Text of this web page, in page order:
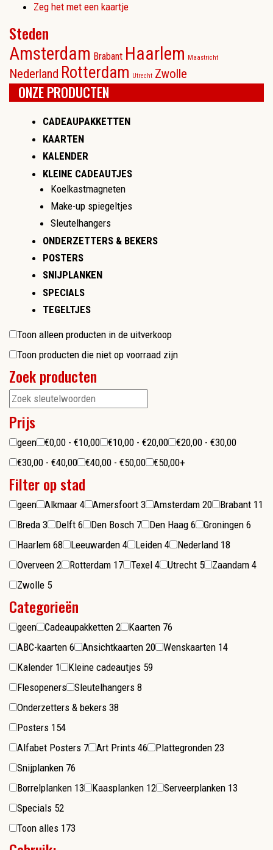
Zeg het met een kaartje
Steden
Amsterdam Brabant Haarlem Maastricht
Nederland Rotterdam Utrecht Zwolle
ONZE PRODUCTEN
CADEAUPAKKETTEN
KAARTEN
KALENDER
KLEINE CADEAUTJES
Koelkastmagneten
Make-up spiegeltjes
Sleutelhangers
ONDERZETTERS & BEKERS
POSTERS
SNIJPLANKEN
SPECIALS
TEGELTJES
Toon alleen producten in de uitverkoop
Toon producten die niet op voorraad zijn
Zoek producten
Prijs
geen €0,00 - €10,00 €10,00 - €20,00
€20,00 - €30,00
€30,00 - €40,00
€40,00 - €50,00 €50,00+
Filter op stad
geen Alkmaar 4 Amersfoort 3 Amsterdam 20 Brabant 11
Breda 3 Delft 6 Den Bosch 7 Den Haag 6 Groningen 6
Haarlem 68 Leeuwarden 4 Leiden 4 Nederland 18
Overveen 2 Rotterdam 17 Texel 4 Utrecht 5 Zaandam 4
Zwolle 5
Categorieën
geen Cadeaupakketten 2 Kaarten 76
ABC-kaarten 6 Ansichtkaarten 20 Wenskaarten 14
Kalender 1 Kleine cadeautjes 59
Flesopeners
Sleutelhangers 8
Onderzetters & bekers 38
Posters 154
Alfabet Posters 7 Art Prints 46 Plattegronden 23
Snijplanken 76
Borrelplanken 13 Kaasplanken 12 Serveerplanken 13
Specials 52
Toon alles 173